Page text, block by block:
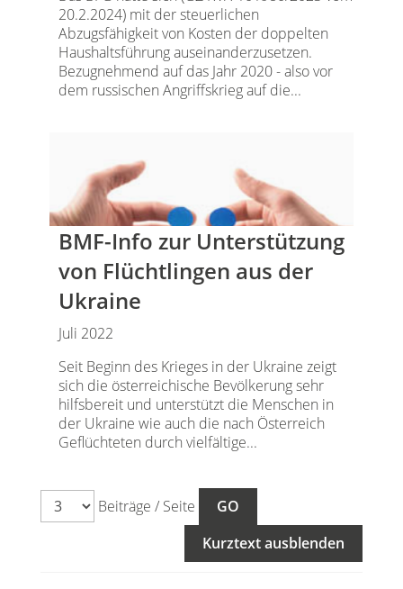
20.2.2024) mit der steuerlichen
Abzugsfähigkeit von Kosten der doppelten
Haushaltsführung auseinanderzusetzen.
Bezugnehmend auf das Jahr 2020 - also vor
dem russischen Angriffskrieg auf die...
BMF-Info zur Unterstützung
von Flüchtlingen aus der
Ukraine
Juli 2022
Seit Beginn des Krieges in der Ukraine zeigt
sich die österreichische Bevölkerung sehr
hilfsbereit und unterstützt die Menschen in
der Ukraine wie auch die nach Österreich
Geflüchteten durch vielfältige...
Beiträge / Seite
Kurztext ausblenden